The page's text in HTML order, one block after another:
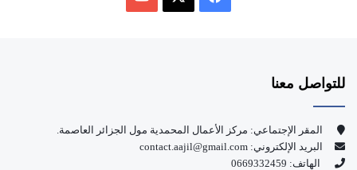
و
ك
للتواصل معنا
المقر الإجتماعي: مركز الأعمال المحمدية مول الجزائر العاصمة.
البريد الإلكتروني: contact.aajil@gmail.com
الهاتف: 0669332459